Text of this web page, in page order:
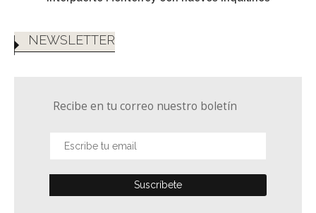
NEWSLETTER
Recibe en tu correo nuestro boletín